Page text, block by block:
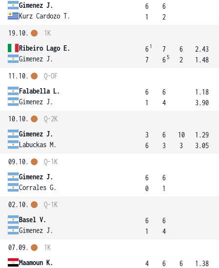
Gimenez J.
Kurz Cardozo T.
6
1
6
2
19.10.
Ribeiro Lago E.
Gimenez J.
1K
6 1
7
7
6 5
6
2
2.43
1.48
11.10.
Falabella L.
Gimenez J.
Q-OF
6
1
6
4
1.18
3.90
10.10.
Gimenez J.
Labuckas M.
Q-2K
3
6
6
3
10
3
1.29
3.05
09.10.
Gimenez J.
Corrales G.
Q-1K
6
0
6
1
02.10.
Basel V.
Gimenez J.
Q-1K
6
1
6
4
07.09.
Maamoun K.
1K
4
6
6
1.38